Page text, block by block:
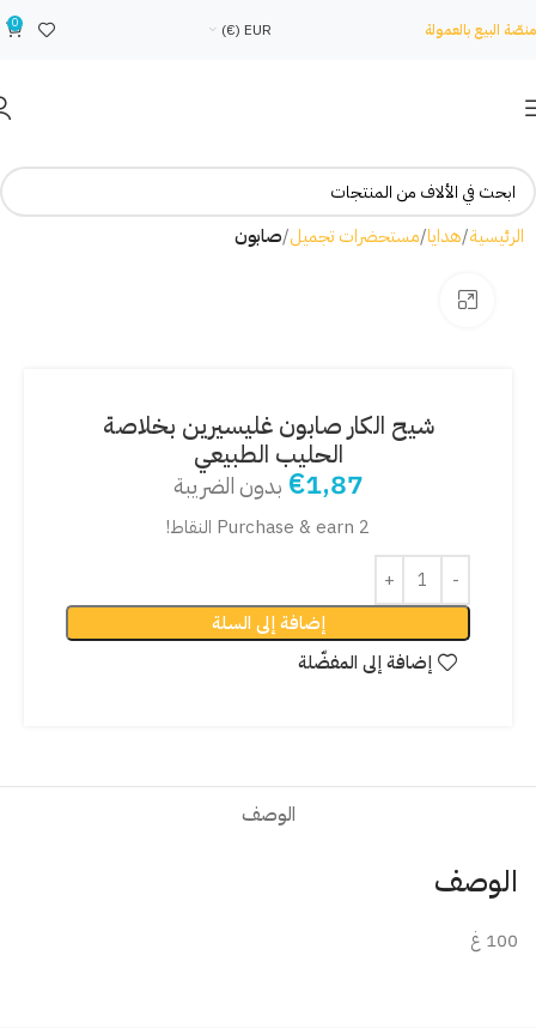
منصّة البيع بالعمولة EUR (€)
0
الرئيسية هدايا مستحضرات تجميل صابون
شيح الكار صابون غليسيرين بخلاصة
الحليب الطبيعي
€1,87 بدون الضريبة
Purchase & earn 2 النقاط!
إضافة إلى السلة
إضافة إلى المفضّلة
الوصف
الوصف
100 غ